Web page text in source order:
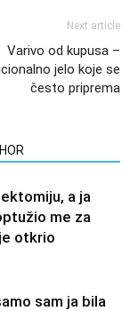
Next article
Varivo od kupusa –
jelo koje se
često priprema
a ja
me za
otkrio
sam ja bila